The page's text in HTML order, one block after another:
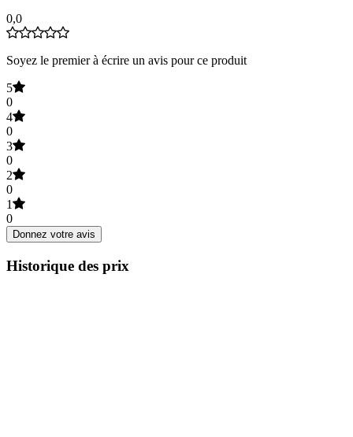
0,0
Soyez le premier à écrire un avis pour ce produit
5
0
4
0
3
0
2
0
1
0
Donnez votre avis
Historique des prix